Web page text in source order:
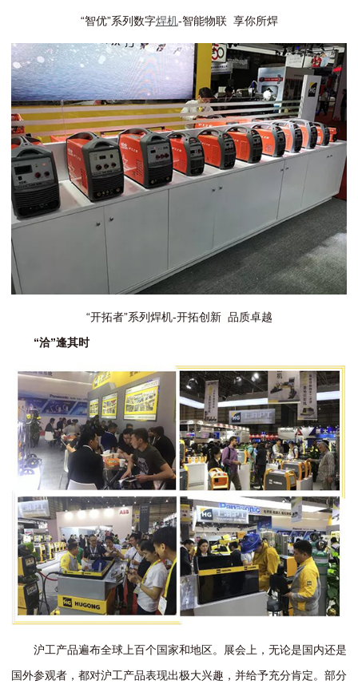
“智优”系列数字焊机-智能物联 享你所焊
“开拓者”系列焊机-开拓创新 品质卓越
“洽”逢其时
沪工产品遍布全球上百个国家和地区。展会上，无论是国内还是
国外参观者，都对沪工产品表现出极大兴趣，并给予充分肯定。部分